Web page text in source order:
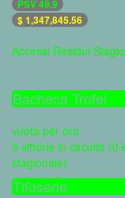
PSV 49.9
$ 1,347,845.56
Accessi Residui
Bacheca Trofei
vuota per ora
3 vittorie in circuito
stagionale)
Tifoserie